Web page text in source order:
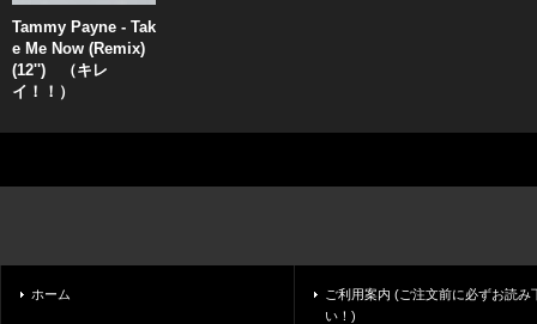
Tammy Payne - Tak
e Me Now (Remix)
(12'') （キレ
イ！！）
ホーム
ご利用案内 (ご注文前に必ずお読み
い！)